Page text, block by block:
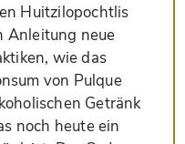
Huitzilopochtlis
Anleitung neue
wie das
von Pulque
Getränk
noch heute ein